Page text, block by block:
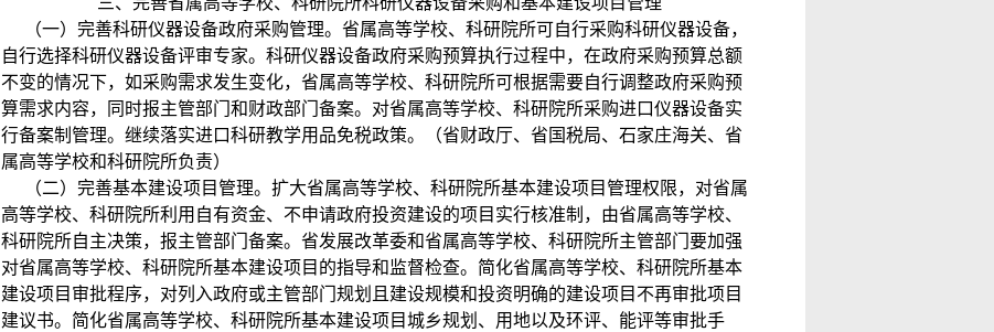
（一）完善科研仪器设备政府采购管理。省属高等学校、科研院所可自行采购科研仪器设备，
自行选择科研仪器设备评审专家。科研仪器设备政府采购预算执行过程中，在政府采购预算总额
不变的情况下，如采购需求发生变化，省属高等学校、科研院所可根据需要自行调整政府采购预
算需求内容，同时报主管部门和财政部门备案。对省属高等学校、科研院所采购进口仪器设备实
行备案制管理。继续落实进口科研教学用品免税政策。（省财政厅、省国税局、石家庄海关、省
属高等学校和科研院所负责）
（二）完善基本建设项目管理。扩大省属高等学校、科研院所基本建设项目管理权限，对省属
高等学校、科研院所利用自有资金、不申请政府投资建设的项目实行核准制，由省属高等学校、
科研院所自主决策，报主管部门备案。省发展改革委和省属高等学校、科研院所主管部门要加强
对省属高等学校、科研院所基本建设项目的指导和监督检查。简化省属高等学校、科研院所基本
建设项目审批程序，对列入政府或主管部门规划且建设规模和投资明确的建设项目不再审批项目
建议书。简化省属高等学校、科研院所基本建设项目城乡规划、用地以及环评、能评等审批手